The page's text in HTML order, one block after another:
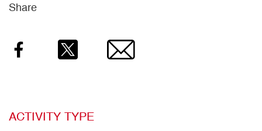
Share
Facebook Email
ACTIVITY TYPE